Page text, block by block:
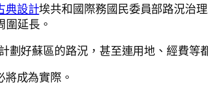
典設計埃共和國際務國民委員部路況治
圍延長。
劃好蘇區的路況，甚至連用地、經費等
成為實際。